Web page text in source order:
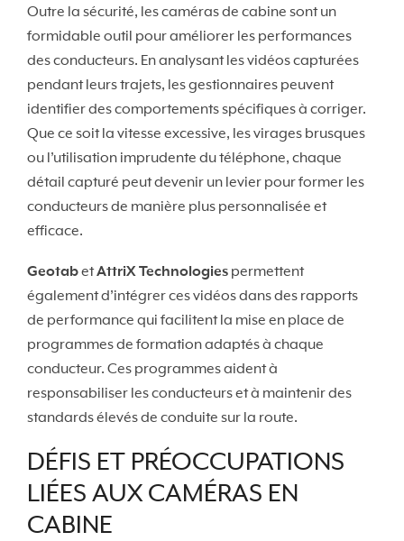
Outre la sécurité, les caméras de cabine sont un
formidable outil pour améliorer les performances
des conducteurs. En analysant les vidéos capturées
pendant leurs trajets, les gestionnaires peuvent
identifier des comportements spécifiques à corriger.
Que ce soit la vitesse excessive, les virages brusques
ou l’utilisation imprudente du téléphone, chaque
détail capturé peut devenir un levier pour former les
conducteurs de manière plus personnalisée et
efficace.
GeotabetAttriX Technologies permettent
également d’intégrer ces vidéos dans des rapports
de performance qui facilitent la mise en place de
programmes de formation adaptés à chaque
conducteur. Ces programmes aident à
responsabiliser les conducteurs et à maintenir des
standards élevés de conduite sur la route.
DÉFIS ET PRÉOCCUPATIONS
LIÉES AUX CAMÉRAS EN
CABINE